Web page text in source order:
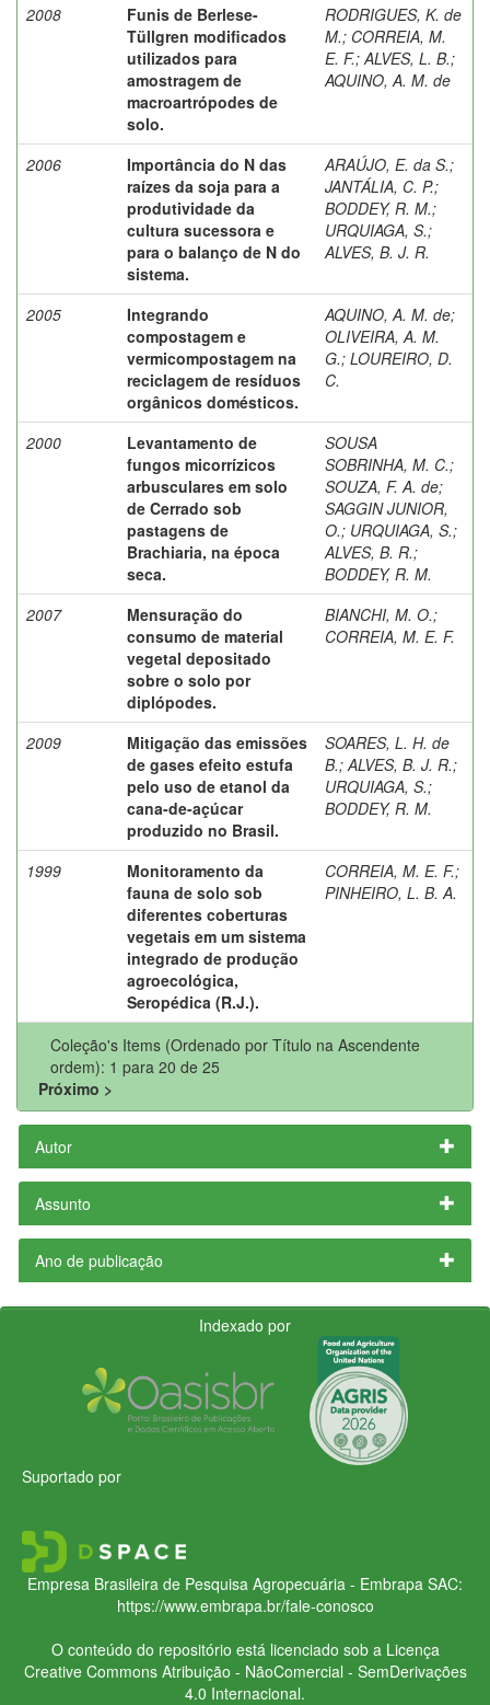
2008
Funis de Berlese-
Tüllgren modificados
utilizados para
amostragem de
macroartrópodes de
solo.
RODRIGUES, K. de
M.; CORREIA, M.
E. F.; ALVES, L. B.;
AQUINO, A. M. de
2006
Importância do N das
raízes da soja para a
produtividade da
cultura sucessora e
para o balanço de N do
sistema.
ARAÚJO, E. da S.;
JANTÁLIA, C. P.;
BODDEY, R. M.;
URQUIAGA, S.;
ALVES, B. J. R.
2005
Integrando
compostagem e
vermicompostagem na
reciclagem de resíduos
orgânicos domésticos.
AQUINO, A. M. de;
OLIVEIRA, A. M.
G.; LOUREIRO, D.
C.
2000
Levantamento de
fungos micorrízicos
arbusculares em solo
de Cerrado sob
pastagens de
Brachiaria, na época
seca.
SOUSA
SOBRINHA, M. C.;
SOUZA, F. A. de;
SAGGIN JUNIOR,
O.; URQUIAGA, S.;
ALVES, B. R.;
BODDEY, R. M.
2007
Mensuração do
consumo de material
vegetal depositado
sobre o solo por
diplópodes.
BIANCHI, M. O.;
CORREIA, M. E. F.
2009
Mitigação das emissões
de gases efeito estufa
pelo uso de etanol da
cana-de-açúcar
produzido no Brasil.
SOARES, L. H. de
B.; ALVES, B. J. R.;
URQUIAGA, S.;
BODDEY, R. M.
1999
Monitoramento da
fauna de solo sob
diferentes coberturas
vegetais em um sistema
integrado de produção
agroecológica,
Seropédica (R.J.).
CORREIA, M. E. F.;
PINHEIRO, L. B. A.
Coleção's Items (Ordenado por Título na Ascendente
ordem): 1 para 20 de 25
Próximo >
Autor
Assunto
Ano de publicação
Indexado por
Suportado por
Empresa Brasileira de Pesquisa Agropecuária - Embrapa SAC:
https://www.embrapa.br/fale-conosco
O conteúdo do repositório está licenciado sob a Licença
Creative CommonsAtribuição - NãoComercial - SemDerivações
4.0 Internacional.